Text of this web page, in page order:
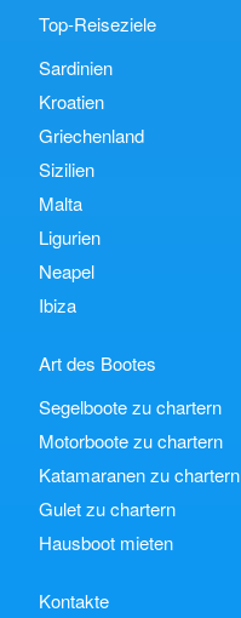
Top-Reiseziele
Sardinien
Kroatien
Griechenland
Sizilien
Malta
Ligurien
Neapel
Ibiza
Art des Bootes
Segelboote zu chartern
Motorboote zu chartern
Katamaranen zu chartern
Gulet zu chartern
Hausboot mieten
Kontakte